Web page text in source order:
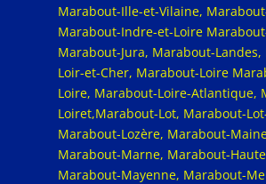
Marabout-Ille-et-Vilaine,
Marabout-Indre-et-Loire
Marabout-Jura, Marabout-
Loir-et-Cher, Marabout-Loire
Loire, Marabout-Loire-Atlantique,
Loiret,Marabout-Lot, Marabout-
Marabout-Lozère, Marabout-
Marabout-Marne, Marabout-
Marabout-Mayenne, Marabout-